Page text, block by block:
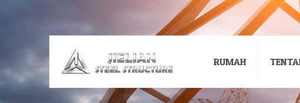
RUMAH